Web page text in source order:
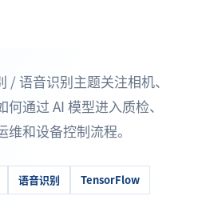
/ 语音识别主题关注相机、
通过 AI 模型进入质检、
和设备控制流程。
语音识别
TensorFlow